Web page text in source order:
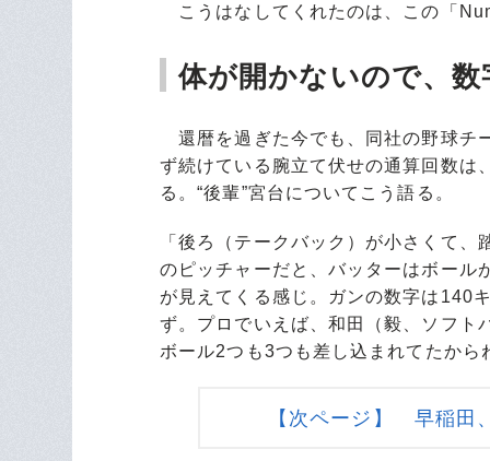
こうはなしてくれたのは、この「
体が開かないので、
還暦を過ぎた今でも、同社の野球チ
ず続けている腕立て伏せの通算回数は
る。“後輩”宮台についてこう語る。
「後ろ（テークバック）が小さくて
のピッチャーだと、バッターはボール
が見えてくる感じ。ガンの数字は140
ず。プロでいえば、和田（毅、ソフト
ボール2つも3つも差し込まれてたか
【次ページ】 早稲田